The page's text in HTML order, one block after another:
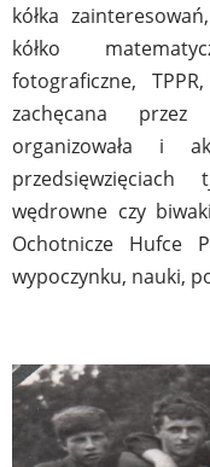
kółka
kółko
fotograficzne,
zachęcana
organizowała i
wędrowne czy
Ochotnicze Hufce
wypoczynku, nauki,